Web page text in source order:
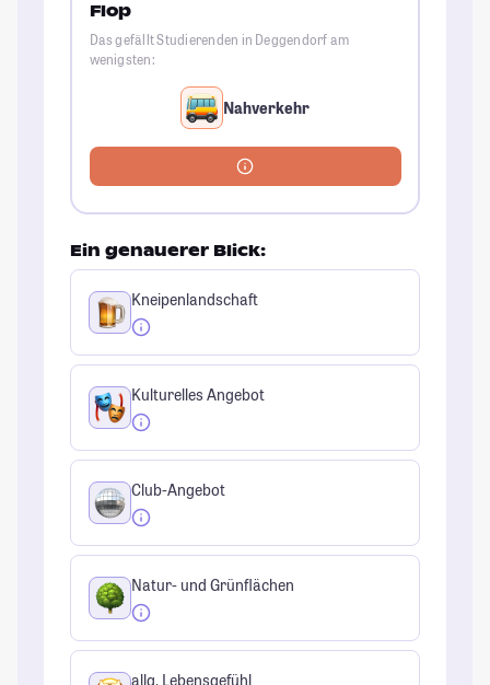
Flop
Das gefällt Studierenden in Deggendorf am
wenigsten:
Nahverkehr
Ein genauerer Blick:
Kneipenlandschaft
Kulturelles Angebot
Club-Angebot
Natur- und Grünflächen
allg. Lebensgefühl